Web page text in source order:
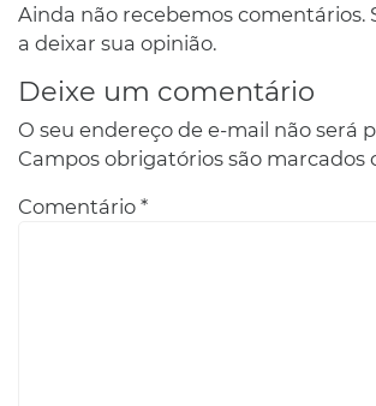
Ainda não recebemos comentários.
a deixar sua opinião.
Deixe um comentário
O seu endereço de e-mail não será
Campos obrigatórios são marcados
Comentário *